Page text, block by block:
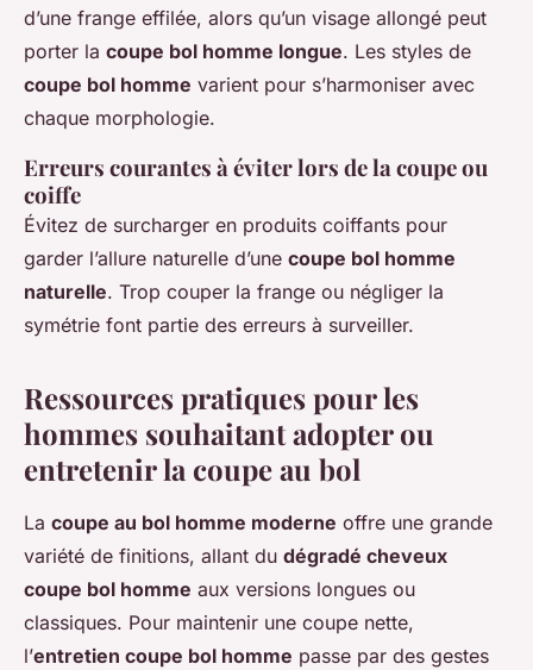
d’une frange effilée, alors qu’un visage allongé peut
porter la coupe bol homme longue. Les styles de
coupe bol homme varient pour s’harmoniser avec
chaque morphologie.
Erreurs courantes à éviter lors de la coupe ou
coiffe
Évitez de surcharger en produits coiffants pour
garder l’allure naturelle d’une coupe bol homme
naturelle. Trop couper la frange ou négliger la
symétrie font partie des erreurs à surveiller.
Ressources pratiques pour les
hommes souhaitant adopter ou
entretenir la coupe au bol
La coupe au bol homme moderne offre une grande
variété de finitions, allant du dégradé cheveux
coupe bol homme aux versions longues ou
classiques. Pour maintenir une coupe nette,
l’entretien coupe bol homme passe par des gestes